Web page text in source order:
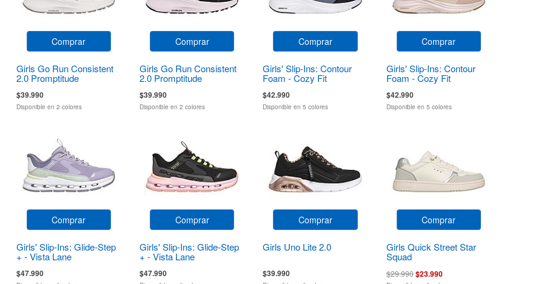
Comprar
Girls Go Run Consistent
2.0 Promptitude
$39.990
Disponible en 2 colores
Comprar
Girls Go Run Consistent
2.0 Promptitude
$39.990
Disponible en 2 colores
Comprar
Girls' Slip-Ins: Contour
Foam - Cozy Fit
$42.990
Disponible en 5 colores
Comprar
Girls' Slip-Ins: Contour
Foam - Cozy Fit
$42.990
Disponible en 5 colores
Comprar
Girls' Slip-Ins: Glide-Step
+ - Vista Lane
$47.990
Comprar
Girls' Slip-Ins: Glide-Step
+ - Vista Lane
$47.990
Comprar
Girls Uno Lite 2.0
$39.990
Comprar
Girls Quick Street Star
Squad
$29.990$23.990